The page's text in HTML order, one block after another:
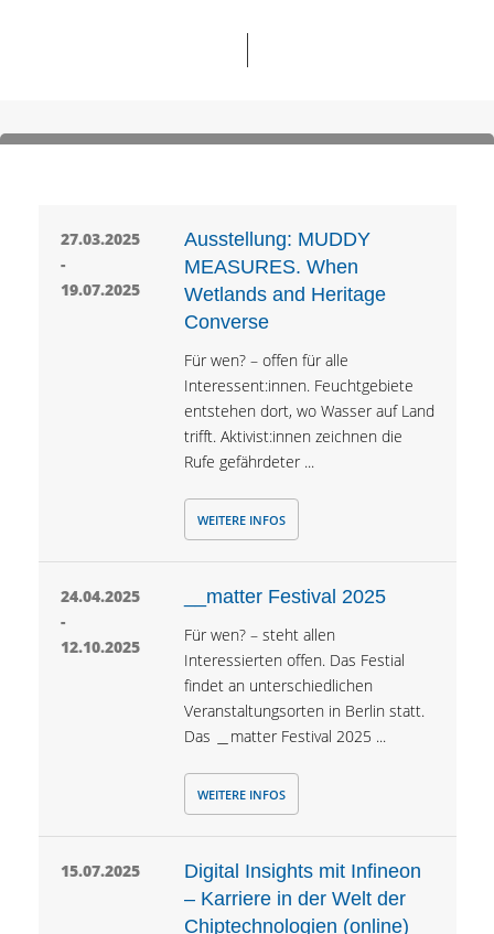
27.03.2025
-
19.07.2025
Ausstellung: MUDDY
MEASURES. When
Wetlands and Heritage
Converse
Für wen? – offen für alle
Interessent:innen. Feuchtgebiete
entstehen dort, wo Wasser auf Land
trifft. Aktivist:innen zeichnen die
Rufe gefährdeter ...
WEITERE INFOS
24.04.2025
-
12.10.2025
__matter Festival 2025
Für wen? – steht allen
Interessierten offen. Das Festial
findet an unterschiedlichen
Veranstaltungsorten in Berlin statt.
Das ＿matter Festival 2025 ...
WEITERE INFOS
15.07.2025
Digital Insights mit Infineon
– Karriere in der Welt der
Chiptechnologien (online)